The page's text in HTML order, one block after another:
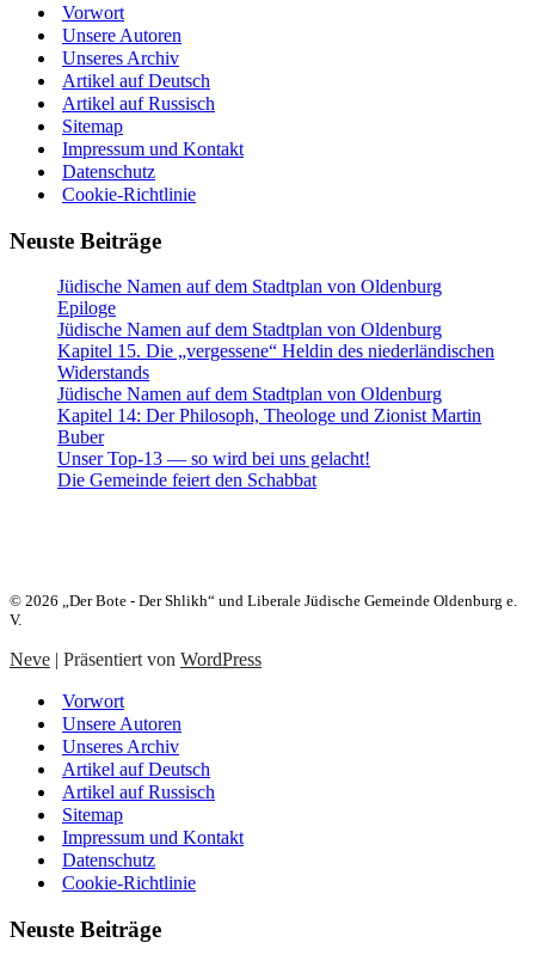
Vorwort
Unsere Autoren
Unseres Archiv
Artikel auf Deutsch
Artikel auf Russisch
Sitemap
Impressum und Kontakt
Datenschutz
Cookie-Richtlinie
Neuste Beiträge
Jüdische Namen auf dem Stadtplan von Oldenburg
Epiloge
Jüdische Namen auf dem Stadtplan von Oldenburg
Kapitel 15. Die „vergessene“ Heldin des niederländischen
Widerstands
Jüdische Namen auf dem Stadtplan von Oldenburg
Kapitel 14: Der Philosoph, Theologe und Zionist Martin
Buber
Unser Top-13 — so wird bei uns gelacht!
Die Gemeinde feiert den Schabbat
© 2026 „Der Bote - Der Shlikh“ und Liberale Jüdische Gemeinde Oldenburg e.
V.
Neve | Präsentiert von WordPress
Vorwort
Unsere Autoren
Unseres Archiv
Artikel auf Deutsch
Artikel auf Russisch
Sitemap
Impressum und Kontakt
Datenschutz
Cookie-Richtlinie
Neuste Beiträge